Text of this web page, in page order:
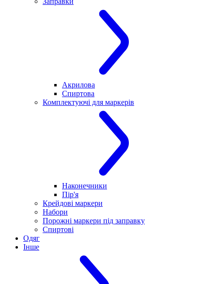
Акрилова
Спиртова
Комплектуючі для маркерів
Наконечники
Пір'я
Крейдові маркери
Набори
Порожні маркери під заправку
Спиртові
Одяг
Інше